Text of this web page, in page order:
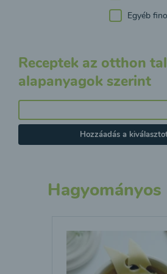
Egyéb
Receptek az otthon
alapanyagok szerint
Hozzáadás a
Hagyományos